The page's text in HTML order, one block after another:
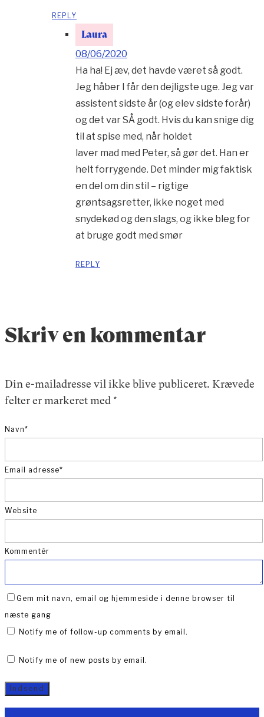
REPLY
Laura
08/06/2020
Ha ha! Ej æv, det havde været så godt.
Jeg håber I får den dejligste uge. Jeg var
assistent sidste år (og elev sidste forår)
og det var SÅ godt. Hvis du kan snige dig
til at spise med, når holdet
laver mad med Peter, så gør det. Han er
helt forrygende. Det minder mig faktisk
en del om din stil – rigtige
grøntsagsretter, ikke noget med
snydekød og den slags, og ikke bleg for
at bruge godt med smør
REPLY
Skriv en kommentar
Din e-mailadresse vil ikke blive publiceret. Krævede
felter er markeret med *
Navn*
Email adresse*
Website
Kommentér
Gem mit navn, email og hjemmeside i denne browser til
næste gang
Notify me of follow-up comments by email.
Notify me of new posts by email.